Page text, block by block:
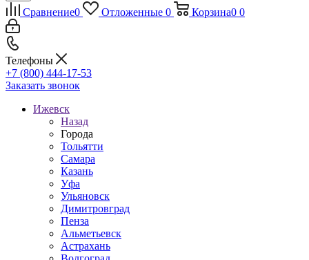
Сравнение0 Отложенные 0 Корзина0 0
Телефоны
+7 (800) 444-17-53
Заказать звонок
Ижевск
Назад
Города
Тольятти
Самара
Казань
Уфа
Ульяновск
Димитровград
Пенза
Альметьевск
Астрахань